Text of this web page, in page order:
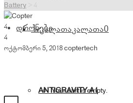
კალათაკალათა0
Your cart is empty.
დრონები
ANTIGRAVITY A1
Battery
4
4
4
ოქტომბერი 5, 2018coptertech